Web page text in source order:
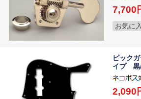
7,700
お気に
ピック
イプ 黒
2,090